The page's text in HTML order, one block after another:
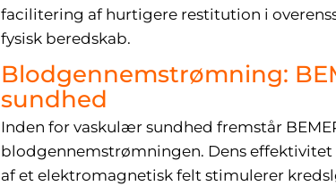
facilitering af hurtigere restitution i
fysisk beredskab.
Blodgennemstrømning:
sundhed
Inden for vaskulær sundhed fremstår
blodgennemstrømningen. Dens
af et elektromagnetisk felt stimulerer